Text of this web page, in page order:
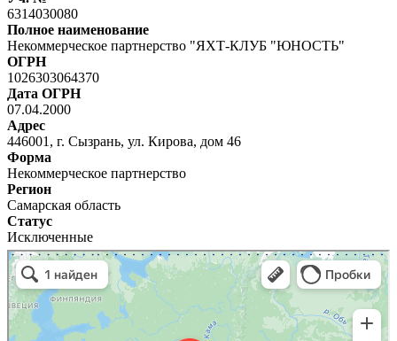
6314030080
Полное наименование
Некоммерческое партнерство "ЯХТ-КЛУБ "ЮНОСТЬ"
ОГРН
1026303064370
Дата ОГРН
07.04.2000
Адрес
446001, г. Сызрань, ул. Кирова, дом 46
Форма
Некоммерческое партнерство
Регион
Самарская область
Статус
Исключенные